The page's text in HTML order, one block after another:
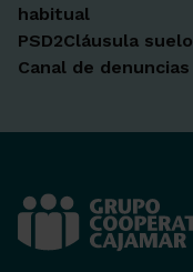
habitual
PSD2Cláusula suelo
Canal de denuncias